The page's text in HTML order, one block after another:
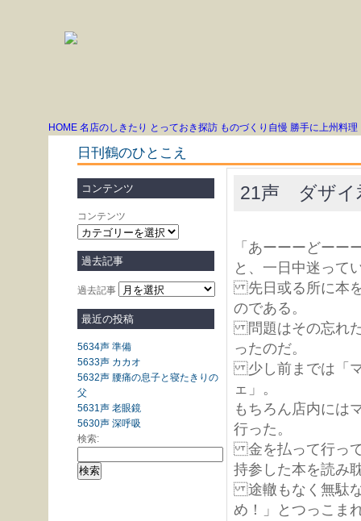
HOME 名店のしきたり とっておき探訪 ものづくり自慢 勝手に上州料理
日刊鶴のひとこえ
コンテンツ
コンテンツ
過去記事
過去記事
最近の投稿
5634声 準備
5633声 カカオ
5632声 腰痛の息子と寝たきりの
父
5631声 老眼鏡
5630声 深呼吸
検索:
21声 ダザイ
「あーーーどーー
と、一日中迷って
先日或る所に本を
のである。
問題はその忘れた
ったのだ。
少し前までは「マ
ェ」。
もちろん店内には
行った。
金を払って行って
持参した本を読み
途轍もなく無駄な
め！」とつっこま